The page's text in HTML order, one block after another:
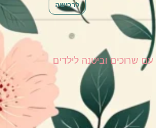
לרכישה